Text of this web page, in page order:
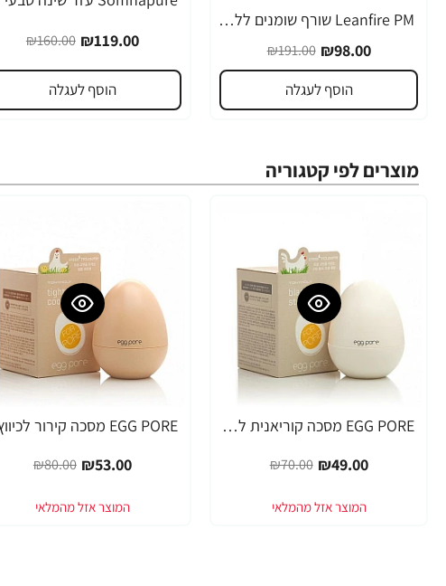
-49%
Leanfire PM שורף שומנים ללילה 60 כמוסות צמחיות - מבית Force Factor
₪98.00
₪191.00
הוסף לעגלה
-26%
₪119.00
₪160.00
הוסף לעגלה
מוצרים לפי קטגוריה
-30%
EGG PORE מסכה קוריאנית לניקוי ראשים שחורים 30 גרם - מבית Tony Moly
₪49.00
₪70.00
-34%
₪53.00
₪80.00